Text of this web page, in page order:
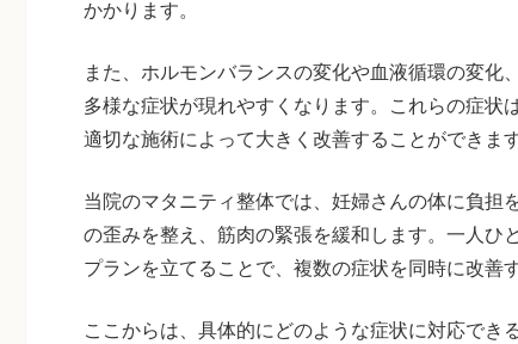
かかります。
また、ホルモンバランスの変化や血液循環の変化
多様な症状が現れやすくなります。これらの症状
適切な施術によって大きく改善することができま
当院のマタニティ整体では、妊婦さんの体に負担
の歪みを整え、筋肉の緊張を緩和します。一人ひ
プランを立てることで、複数の症状を同時に改善
ここからは、具体的にどのような症状に対応でき